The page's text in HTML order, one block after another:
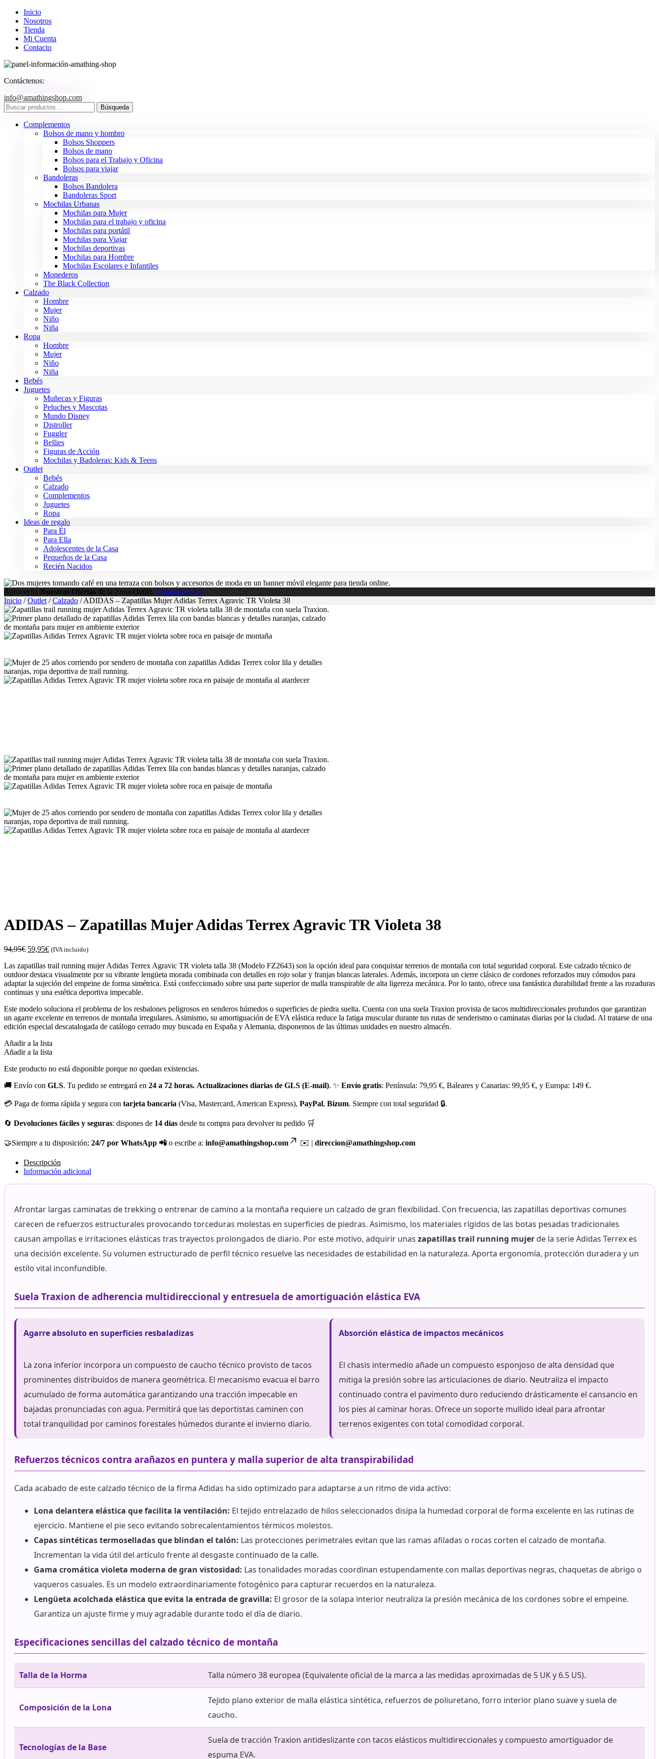
Inicio
Nosotros
Tienda
Mi Cuenta
Contacto
Contáctenos:
info@amathingshop.com
Complementos
Bolsos de mano y hombro
Bolsos Shoppers
Bolsos de mano
Bolsos para el Trabajo y Oficina
Bolsos para viajar
Bandoleras
Bolsos Bandolera
Bandoleras Sport
Mochilas Urbanas
Mochilas para Mujer
Mochilas para el trabajo y oficina
Mochilas para portátil
Mochilas para Viajar
Mochilas deportivas
Mochilas para Hombre
Mochilas Escolares e Infantiles
Monederos
The Black Collection
Calzado
Hombre
Mujer
Niño
Niña
Ropa
Hombre
Mujer
Niño
Niña
Bebés
Juguetes
Muñecas y Figuras
Peluches y Mascotas
Mundo Disney
Distroller
Fuggler
Bellies
Figuras de Acción
Mochilas y Badoleras: Kids & Teens
Outlet
Bebés
Calzado
Complementos
Juguetes
Ropa
Ideas de regalo
Para Él
Para Ella
Adolescentes de la Casa
Pequeños de la Casa
Recién Nacidos
Aprovecha Nuestras Ofertas de la Zona Outlet. Comprar ahora
Inicio /Outlet /Calzado / ADIDAS – Zapatillas Mujer Adidas Terrex Agravic TR Violeta 38
ADIDAS – Zapatillas Mujer Adidas Terrex Agravic TR Violeta 38
94,95€ 59,95€ (IVA incluido)
Las zapatillas trail running mujer Adidas Terrex Agravic TR violeta talla 38 (Modelo FZ2643) son la opción ideal para conquistar terrenos de montaña con total seguridad corporal. Este calzado técnico de
outdoor destaca visualmente por su vibrante lengüeta morada combinada con detalles en rojo solar y franjas blancas laterales. Además, incorpora un cierre clásico de cordones reforzados muy cómodos para
adaptar la sujeción del empeine de forma simétrica. Está confeccionado sobre una parte superior de malla transpirable de alta ligereza mecánica. Por lo tanto, ofrece una fantástica durabilidad frente a las rozaduras
continuas y una estética deportiva impecable.
Este modelo soluciona el problema de los resbalones peligrosos en senderos húmedos o superficies de piedra suelta. Cuenta con una suela Traxion provista de tacos multidireccionales profundos que garantizan
un agarre excelente en terrenos de montaña irregulares. Asimismo, su amortiguación de EVA elástica reduce la fatiga muscular durante tus rutas de senderismo o caminatas diarias por la ciudad. Al tratarse de una
edición especial descatalogada de catálogo cerrado muy buscada en España y Alemania, disponemos de las últimas unidades en nuestro almacén.
Añadir a la lista
Añadir a la lista
Este producto no está disponible porque no quedan existencias.
🚚 Envío con GLS. Tu pedido se entregará en 24 a 72 horas. Actualizaciones diarias de GLS (E-mail). ✨ Envío gratis: Península: 79,95 €, Baleares y Canarias: 99,95 €, y Europa: 149 €.
💳 Paga de forma rápida y segura con tarjeta bancaria (Visa, Mastercard, American Express), PayPal, Bizum. Siempre con total seguridad 🔒.
🔄 Devoluciones fáciles y seguras: dispones de 14 días desde tu compra para devolver tu pedido 🛒
🤝Siempre a tu disposición; 24/7 por WhatsApp 📲 o escribe a: info@amathingshop.com ✉️ | direccion@amathingshop.com
Descripción
Información adicional
Afrontar largas caminatas de trekking o entrenar de camino a la montaña requiere un calzado de gran flexibilidad. Con frecuencia, las zapatillas deportivas comunes
carecen de refuerzos estructurales provocando torceduras molestas en superficies de piedras. Asimismo, los materiales rígidos de las botas pesadas tradicionales
causan ampollas e irritaciones elásticas tras trayectos prolongados de diario. Por este motivo, adquirir unas zapatillas trail running mujer de la serie Adidas Terrex es
una decisión excelente. Su volumen estructurado de perfil técnico resuelve las necesidades de estabilidad en la naturaleza. Aporta ergonomía, protección duradera y un
estilo vital inconfundible.
Suela Traxion de adherencia multidireccional y entresuela de amortiguación elástica EVA
Agarre absoluto en superficies resbaladizas
La zona inferior incorpora un compuesto de caucho técnico provisto de tacos
prominentes distribuidos de manera geométrica. El mecanismo evacua el barro
acumulado de forma automática garantizando una tracción impecable en
bajadas pronunciadas con agua. Permitirá que las deportistas caminen con
total tranquilidad por caminos forestales húmedos durante el invierno diario.
Absorción elástica de impactos mecánicos
El chasis intermedio añade un compuesto esponjoso de alta densidad que
mitiga la presión sobre las articulaciones de diario. Neutraliza el impacto
continuado contra el pavimento duro reduciendo drásticamente el cansancio en
los pies al caminar horas. Ofrece un soporte mullido ideal para afrontar
terrenos exigentes con total comodidad corporal.
Refuerzos técnicos contra arañazos en puntera y malla superior de alta transpirabilidad
Cada acabado de este calzado técnico de la firma Adidas ha sido optimizado para adaptarse a un ritmo de vida activo:
Lona delantera elástica que facilita la ventilación: El tejido entrelazado de hilos seleccionados disipa la humedad corporal de forma excelente en las rutinas de
ejercicio. Mantiene el pie seco evitando sobrecalentamientos térmicos molestos.
Capas sintéticas termoselladas que blindan el talón: Las protecciones perimetrales evitan que las ramas afiladas o rocas corten el calzado de montaña.
Incrementan la vida útil del artículo frente al desgaste continuado de la calle.
Gama cromática violeta moderna de gran vistosidad: Las tonalidades moradas coordinan estupendamente con mallas deportivas negras, chaquetas de abrigo o
vaqueros casuales. Es un modelo extraordinariamente fotogénico para capturar recuerdos en la naturaleza.
Lengüeta acolchada elástica que evita la entrada de gravilla: El grosor de la solapa interior neutraliza la presión mecánica de los cordones sobre el empeine.
Garantiza un ajuste firme y muy agradable durante todo el día de diario.
Especificaciones sencillas del calzado técnico de montaña
Talla de la Horma Talla número 38 europea (Equivalente oficial de la marca a las medidas aproximadas de 5 UK y 6.5 US).
Composición de la Lona
Tejido plano exterior de malla elástica sintética, refuerzos de poliuretano, forro interior plano suave y suela de
caucho.
Tecnologías de la Base
Suela de tracción Traxion antideslizante con tacos elásticos multidireccionales y compuesto amortiguador de
espuma EVA.